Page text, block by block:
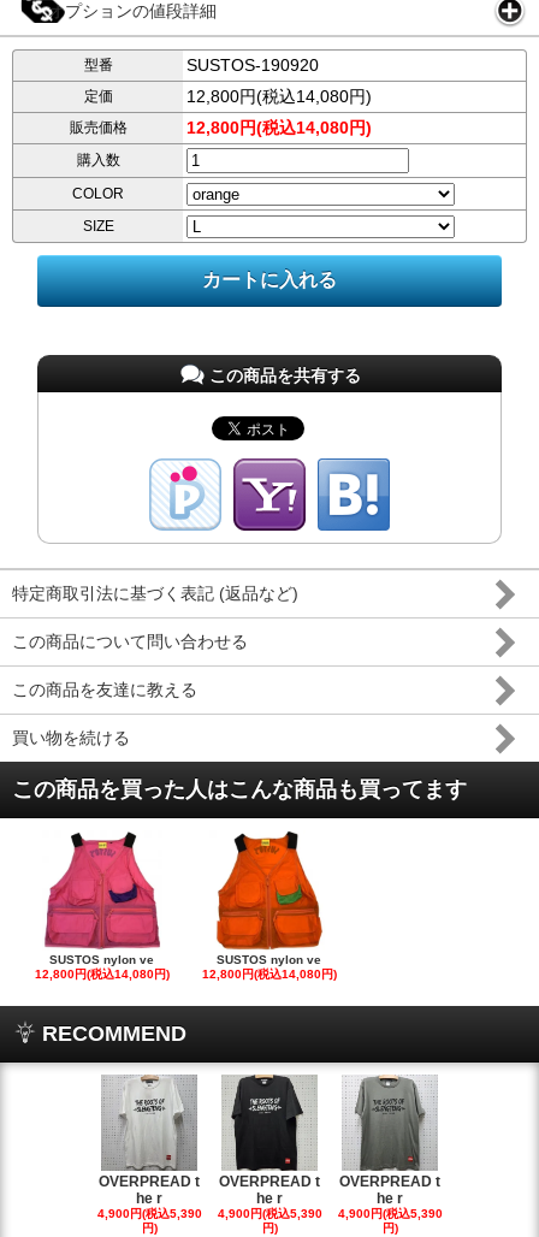
オプションの値段詳細
型番 SUSTOS-190920
定価 12,800円(税込14,080円)
販売価格 12,800円(税込14,080円)
購入数
COLOR
SIZE
この商品を共有する
特定商取引法に基づく表記 (返品など)
この商品について問い合わせる
この商品を友達に教える
買い物を続ける
この商品を買った人はこんな商品も買ってます
SUSTOS nylon ve
12,800円(税込14,080円)
SUSTOS nylon ve
12,800円(税込14,080円)
RECOMMEND
OVERPREAD t
he r
4,900円(税込5,390
円)
OVERPREAD t
he r
4,900円(税込5,390
円)
OVERPREAD t
he r
4,900円(税込5,390
円)